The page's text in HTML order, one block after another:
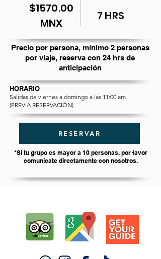
$1570.00
MNX
7 HRS
Precio por persona, mínimo 2 personas
por viaje, reserva con 24 hrs de
anticipación
HORARIO
Salidas de viernes a domingo a las 11:00 am
(PREVIA RESERVACIÓN)
RESERVAR
*Si tu grupo es mayor a 10 personas, por favor
comunícate directamente con nosotros.